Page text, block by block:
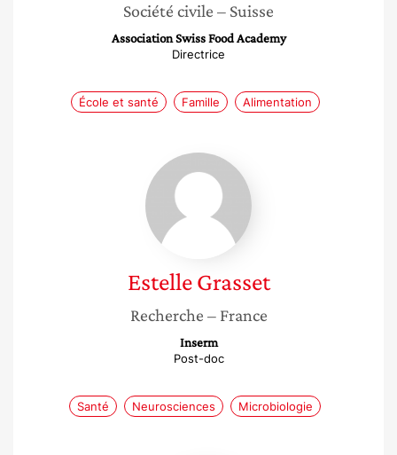
Société civile – Suisse
Association Swiss Food Academy
Directrice
École et santé Famille Alimentation
Estelle
Grasset
Estelle Grasset
Recherche – France
Inserm
Post-doc
Santé Neurosciences Microbiologie